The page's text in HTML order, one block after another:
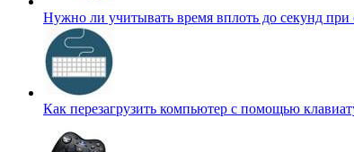
Нужно ли учитывать время вплоть до секунд при
Как перезагрузить компьютер с помощью